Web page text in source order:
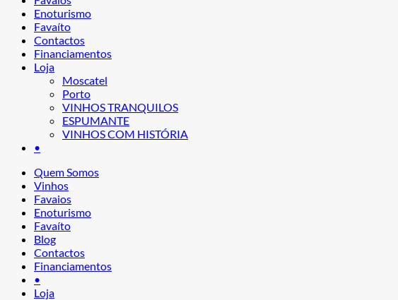
Enoturismo
Favaíto
Contactos
Financiamentos
Loja
Moscatel
Porto
VINHOS TRANQUILOS
ESPUMANTE
VINHOS COM HISTÓRIA
•
Quem Somos
Vinhos
Favaios
Enoturismo
Favaíto
Blog
Contactos
Financiamentos
•
Loja